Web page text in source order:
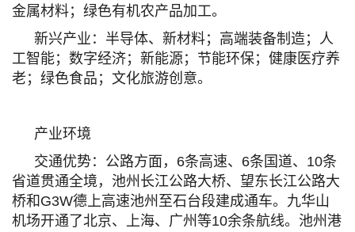
金属材料；绿色有机农产品加工。
新兴产业：半导体、新材料；高端装备制造；人
工智能；数字经济；新能源；节能环保；健康医疗养
老；绿色食品；文化旅游创意。
产业环境
交通优势：公路方面，6条高速、6条国道、10条
省道贯通全境，池州长江公路大桥、望东长江公路大
桥和G3W德上高速池州至石台段建成通车。九华山
机场开通了北京、上海、广州等10余条航线。池州港